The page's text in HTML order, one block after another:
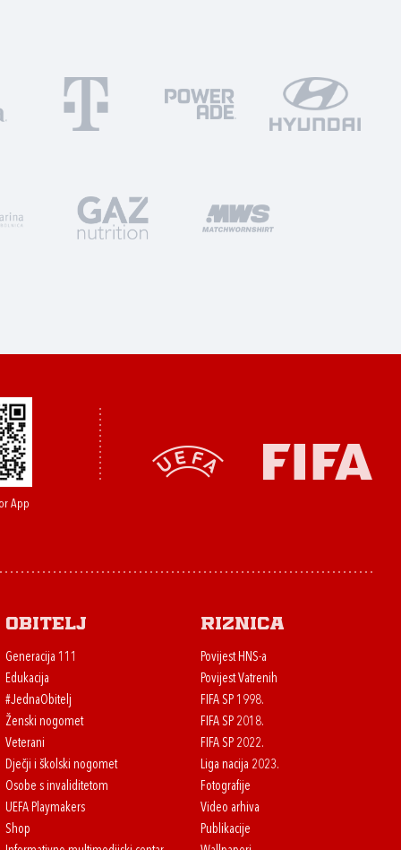
App
Obitelj
Generacija 111
Edukacija
#JednaObitelj
Ženski nogomet
Veterani
Dječji i školski nogomet
Osobe s invaliditetom
UEFA Playmakers
Shop
Riznica
Povijest HNS-a
Povijest Vatrenih
FIFA SP 1998.
FIFA SP 2018.
FIFA SP 2022.
Liga nacija 2023.
Fotografije
Video arhiva
Publikacije